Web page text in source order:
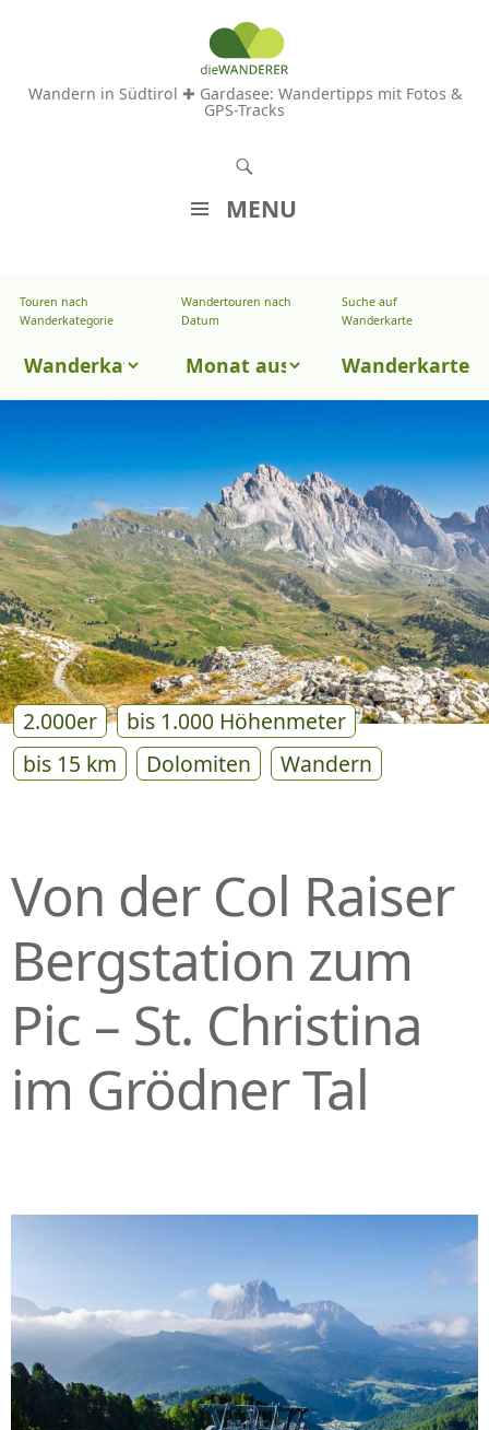
Wandern in Südtirol ✚ Gardasee: Wandertipps mit Fotos &
GPS-Tracks
MENU
M
A
S
P
R
I
N
G
E
N
Touren nach
Wanderkategorie
Touren
Wandertouren nach
Datum
Wandertouren
Datum
Suche auf
Wanderkarte
Wanderkarte
2.000er
bis 1.000 Höhenmeter
bis 15 km
Dolomiten Wandern
Von der Col Raiser
Bergstation zum
Pic – St. Christina
im Grödner Tal